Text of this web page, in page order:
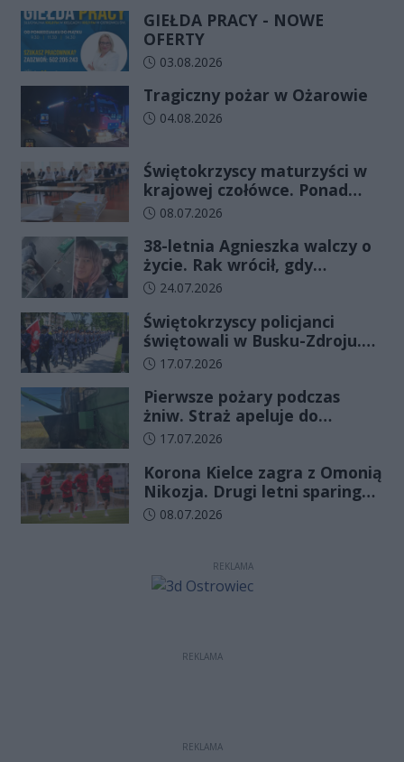
GIEŁDA PRACY - NOWE
OFERTY
Data dodania artykułu:
03.08.2026
Tragiczny pożar w Ożarowie
Data dodania artykułu:
04.08.2026
Świętokrzyscy maturzyści w
krajowej czołówce. Ponad
83% zdało egzamin już w
Data dodania artykułu:
08.07.2026
38-letnia Agnieszka walczy o
życie. Rak wrócił, gdy
wydawało się, że najgorsze
Data dodania artykułu:
24.07.2026
Świętokrzyscy policjanci
świętowali w Busku-Zdroju.
Czterdziestu nowych
ślubowanie
Data dodania artykułu:
17.07.2026
Pierwsze pożary podczas
żniw. Straż apeluje do
rolników o ostrożność
Data dodania artykułu:
17.07.2026
Korona Kielce zagra z Omonią
Nikozja. Drugi letni sparing
odbędzie się na EXBUD Arenie
Data dodania artykułu:
08.07.2026
REKLAMA
REKLAMA
REKLAMA